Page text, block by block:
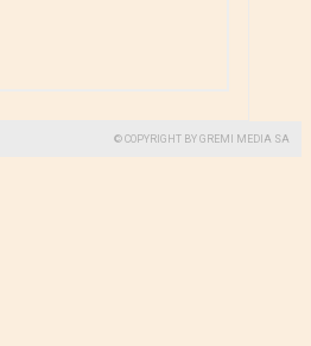
© COPYRIGHT BY GREMI MEDIA SA